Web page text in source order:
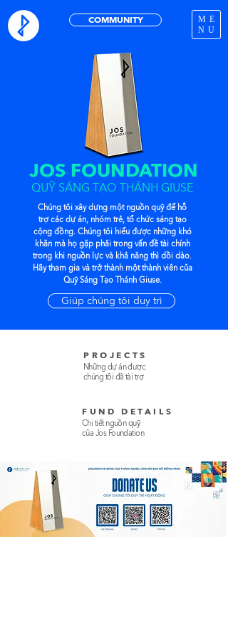
COMMUNITY
ME
NU
QUỸ SÁNG TẠO THÁNH GIUSE
​JOS FOUNDATION
​Chúng tôi xây dựng một nguồn quỹ để hỗ
trợ các dự án, nhóm trẻ, tổ chức sáng tạo
cộng đồng. Chúng tôi hiểu được những khó
khăn mà họ gặp phải trong vấn đề tài chính
trong khi nguồn lực và khả năng thì dồi dào.​​
Hãy tham gia và trở thành một thành viên của
Quỹ Sáng Tạo Thánh Giuse.
Giúp chúng tôi duy trì
PROJECTS
Những dự án được
chúng tôi đã tài trợ
​FUND DETAILS
Chi tiết nguồn quỹ
​của Jos Foundation